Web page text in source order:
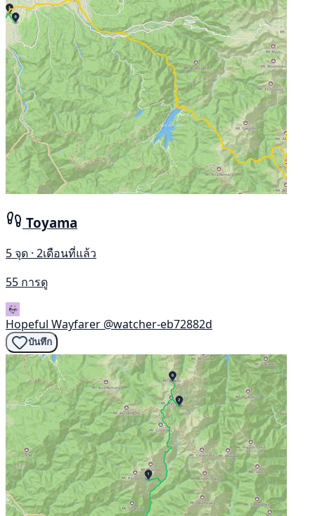
Toyama
5 จุด · 2เดือนที่แล้ว
55 การดู
Hopeful Wayfarer @watcher-eb72882d
บันทึก